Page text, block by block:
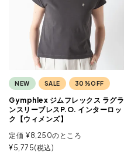
NEW SALE 30%OFF
Gymphlex ジムフレックス ラグラ
ンスリーブレスP.O. インターロッ
ク【ウィメンズ】
定価 ¥8,250のところ
¥5,775 税込